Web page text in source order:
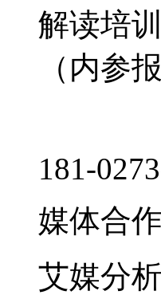
解读培
（内参
181-
媒体合作
艾媒分